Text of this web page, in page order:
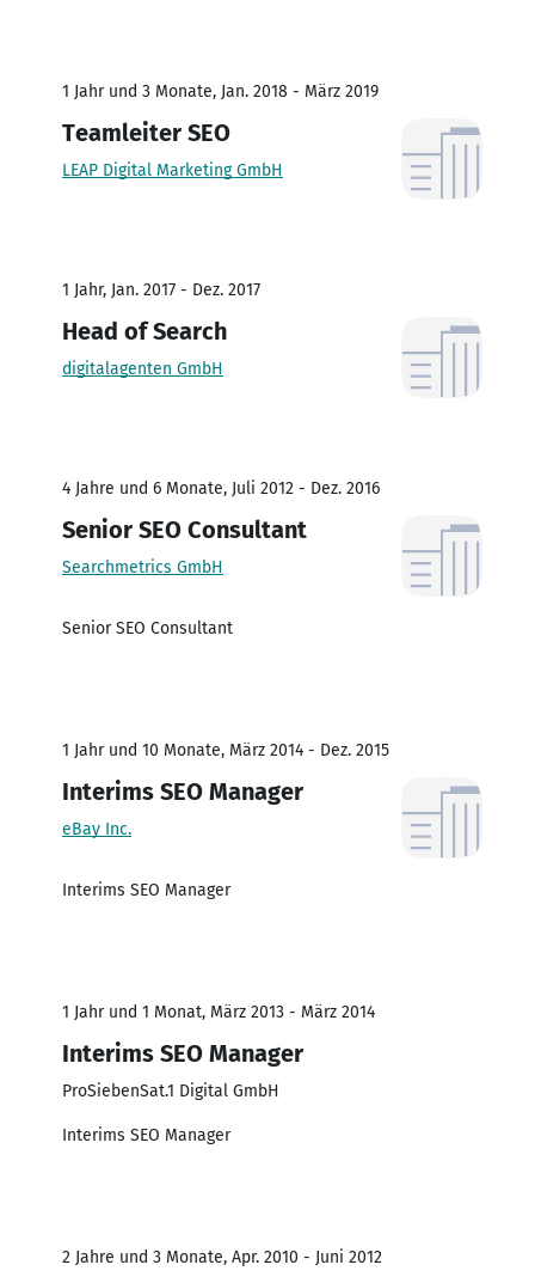
1 Jahr und 3 Monate, Jan. 2018 - März 2019
Teamleiter SEO
LEAP Digital Marketing GmbH
1 Jahr, Jan. 2017 - Dez. 2017
Head of Search
digitalagenten GmbH
4 Jahre und 6 Monate, Juli 2012 - Dez. 2016
Senior SEO Consultant
Searchmetrics GmbH
Senior SEO Consultant
1 Jahr und 10 Monate, März 2014 - Dez. 2015
Interims SEO Manager
eBay Inc.
Interims SEO Manager
1 Jahr und 1 Monat, März 2013 - März 2014
Interims SEO Manager
ProSiebenSat.1 Digital GmbH
Interims SEO Manager
2 Jahre und 3 Monate, Apr. 2010 - Juni 2012